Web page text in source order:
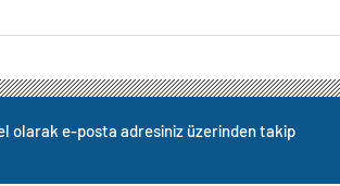
olarak e-posta adresiniz üzerinden takip